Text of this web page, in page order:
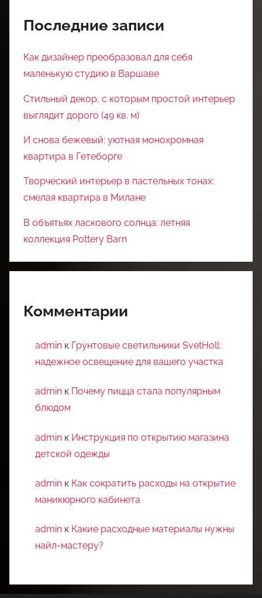
Последние записи
Как дизайнер преобразовал для себя
маленькую студию в Варшаве
Стильный декор, с которым простой интерьер
выглядит дорого (49 кв. м)
И снова бежевый: уютная монохромная
квартира в Гетеборге
Творческий интерьер в пастельных тонах:
смелая квартира в Милане
В объятьях ласкового солнца: летняя
коллекция Pottery Barn
Комментарии
admin к Грунтовые светильники SvetHoll:
надежное освещение для вашего участка
admin к Почему пицца стала популярным
блюдом
admin к Инструкция по открытию магазина
детской одежды
admin к Как сократить расходы на открытие
маникюрного кабинета
admin к Какие расходные материалы нужны
найл-мастеру?